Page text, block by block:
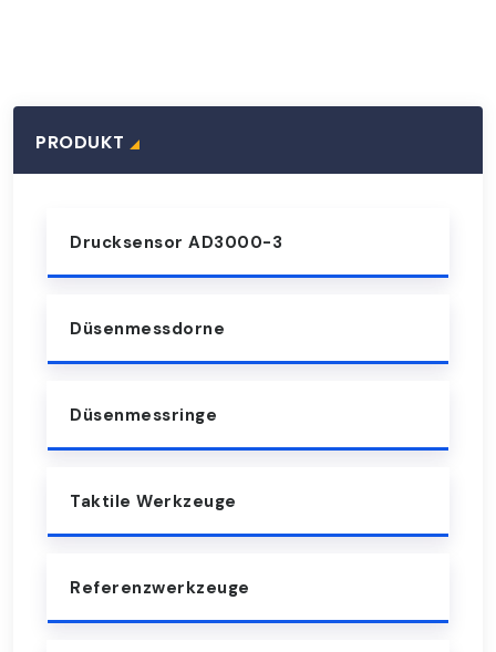
PRODUKT
Drucksensor AD3000-3
Düsenmessdorne
Düsenmessringe
Taktile Werkzeuge
Referenzwerkzeuge